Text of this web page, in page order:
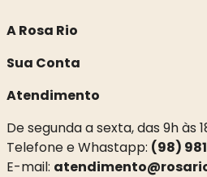
A Rosa Rio
Sua Conta
Atendimento
De segunda a sexta, das 9h às
Telefone e Whastapp: (98)
E-mail: